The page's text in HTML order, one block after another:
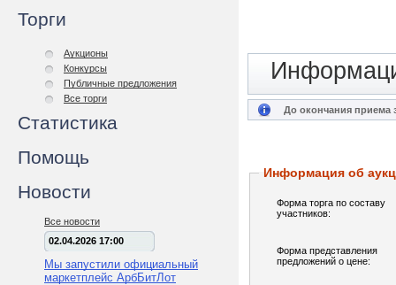
Торги
Аукционы
Конкурсы
Публичные предложения
Все торги
Статистика
Помощь
Новости
Все новости
02.04.2026 17:00
Мы запустили официальный
маркетплейс АрбБитЛот
До окончания приема
Информация об
Форма торга по составу
участников:
Форма представления
предложений о цене: